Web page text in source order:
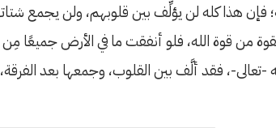
فإن هذا كله لن يؤلِّف بين قلوبهم، ولن يجمع
من قوة الله، فلو أنفقت ما في الأرض جميعًا
-تعالى-، فقد ألَّف بين القلوب، وجمعها بعد